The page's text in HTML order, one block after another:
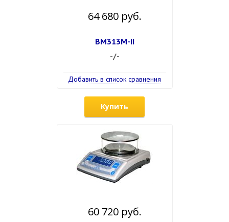
64 680 руб.
ВМ313М-II
-/-
Добавить в список сравнения
Купить
60 720 руб.